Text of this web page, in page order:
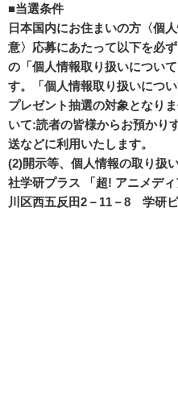
■当選条件
日本国内にお住まいの方〈個
意〉応募にあたって以下を必
の「個人情報取り扱いについ
す。「個人情報取り扱いにつ
プレゼント抽選の対象となり
いて:読者の皆様からお預かり
送などに利用いたします。
(2)開示等、個人情報の取り扱
社学研プラス 「超! アニメデ
川区西五反田2－11－8 学研